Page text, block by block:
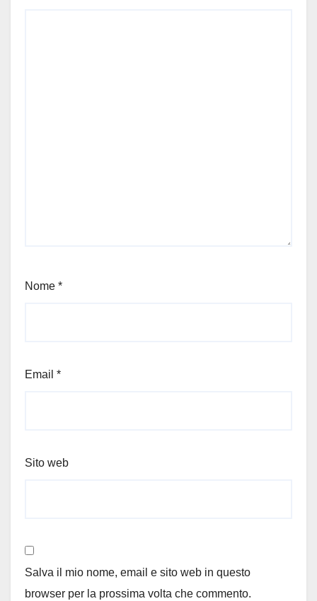
Nome *
Email *
Sito web
Salva il mio nome, email e sito web in questo
browser per la prossima volta che commento.